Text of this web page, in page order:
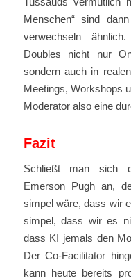
Menschen“ sind
verwechseln ähnlich.
Doubles nicht nur
sondern auch in
Meetings, Workshops
Moderator also eine
Fazit
Schließt man sich
Emerson Pugh an,
simpel wäre, dass wir
simpel, dass wir es
dass KI jemals den
Der Co-Facilitator
kann heute bereits